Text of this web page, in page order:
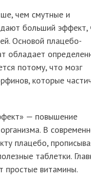
чем смутные и
больший эффект,
Основой плацебо-
обладает
потому, что мозг
которые
— повышение
В
плацебо,
таблетки.
простые витамины.